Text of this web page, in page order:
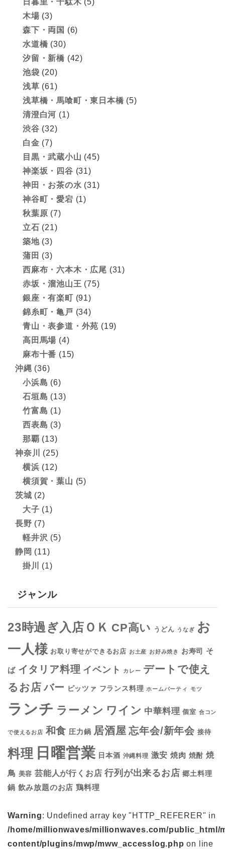
日暮里・千駄木 (5)
木場 (3)
森下・両国 (6)
水道橋 (30)
汐留・新橋 (42)
池袋 (20)
浅草 (61)
浅草橋・馬喰町・東日本橋 (5)
清澄白河 (1)
渋谷 (32)
白金 (7)
目黒・武蔵小山 (45)
神楽坂・四谷 (31)
神田・お茶の水 (31)
神谷町・愛宕 (1)
秋葉原 (7)
立石 (21)
築地(3)
蒲田 (3)
西麻布・六本木・広尾 (31)
赤坂・溜池山王 (75)
銀座・有楽町 (91)
錦糸町・亀戸 (34)
青山・表参道・外苑 (19)
高田馬場 (4)
麻布十番 (15)
沖縄 (36)
小浜島 (6)
石垣島 (13)
竹富島 (1)
西表島 (3)
那覇 (13)
神奈川
(25)
横浜 (12)
横須賀・葉山 (5)
茨城 (2)
大子 (1)
長野 (7)
軽井沢 (5)
静岡 (11)
掛川
(1)
ジャンル
23時過ぎ入店ＯＫ CP高い うどん うなぎ お
一人様 お取り寄せができるお店 お土産 お好み焼き お寿司 そ
ば イタリア料理 イベント カレー デートで使え
るお店 バー ピッツァ フランス料理 ホームパーティ モツ
ランチ ラーメン ワイン 中華料理 個室 合コン
で使えるお店 和食 圧力鍋 居酒屋 忘年会/新年会 接待
料理 日曜営業 日本酒 沖縄料理 激安 焼肉 焼酎 焼
鳥 美容 芸能人が行くお店 行列が出来るお店 郷土料理
鍋 飲み放題のお店 鶏料理
Warning: Undefined array key "HTTP_REFERER" in
/home/millionwaves/millionwaves.com/public_html/
content/plugins/mwp/mww_accesslog.php on line